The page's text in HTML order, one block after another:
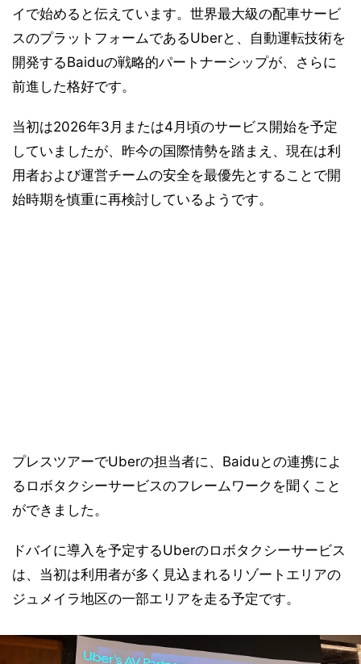
イで始めると伝えています。世界最大級の配車サービ
スのプラットフォームであるUberと、自動運転技術を
開発するBaiduの戦略的パートナーシップが、さらに
前進した格好です。
当初は2026年3月または4月頃のサービス開始を予定
していましたが、昨今の国際情勢を踏まえ、現在は利
用者および運営チームの安全を最優先とすることで開
始時期を慎重に再検討しているようです。
プレスツアーでUberの担当者に、Baiduとの連携によ
るロボタクシーサービスのフレームワークを聞くこと
ができました。
ドバイに導入を予定するUberのロボタクシーサービス
は、当初は利用者が多く見込まれるリゾートエリアの
ジュメイラ地区の一部エリアを走る予定です。